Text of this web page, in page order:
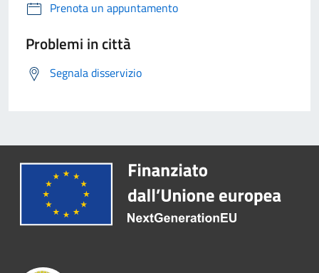
Prenota un appuntamento
Problemi in città
Segnala disservizio